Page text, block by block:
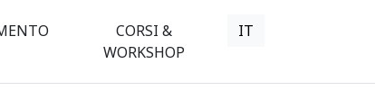
CORSI &
WORKSHOP
IT